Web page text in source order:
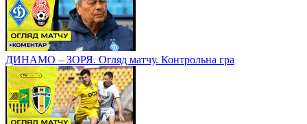
ДИНАМО – ЗОРЯ. Огляд матчу. Контрольна гра